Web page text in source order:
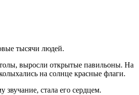
тысячи людей.
выросли открытые павильоны. На
на солнце красные флаги.
звучание, стала его сердцем.